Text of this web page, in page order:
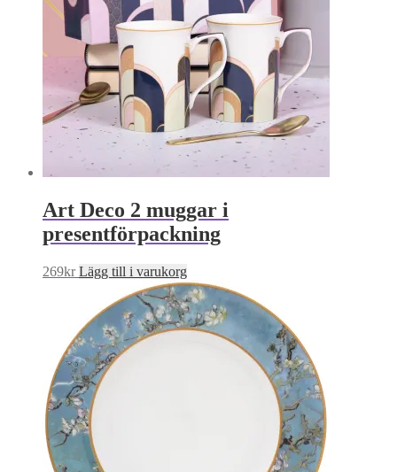
Art Deco 2 muggar i
presentförpackning
269kr Lägg till i varukorg